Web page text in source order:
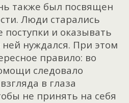
также был посвящен
Люди старались
и оказывать
нуждался. При этом
правило: во
следовало
в глаза
не принять на себя